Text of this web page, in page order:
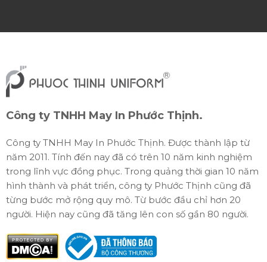
chỉ giúp nhân viên dễ dàng điều chỉnh khi mặc mà còn
thể hiện sự chuyên nghiệp và linh hoạt trong mọi tình
huống.
Vừa tạo sự thoải mái và thời trang cho nhân
viên
Áo polo đồng phục mang đến sự thoải mái vượt trội
nhờ thiết kế tay ngắn linh hoạt mà vẫn giữ được nét
sang trọng, lịch sự, không quá gò bó hay nghiêm túc.
Kiểu dáng trẻ trung và năng động giúp áo polo dễ
dàng phù hợp với mọi phong cách, từ nam đến nữ, ở
Áo polo cũng rất dễ phối với quần jean, quần tây hay
Công ty TNHH May In Phước Thịnh.
Công ty TNHH May In Phước Thịnh. Được thành lập từ
năm 2011. Tính đến nay đã có trên 10 năm kinh nghiệm
trong lĩnh vực đồng phục. Trong quảng thời gian 10 năm
hình thành và phát triển, công ty Phước Thịnh cũng đã
từng bước mở rộng quy mô. Từ bước đầu chỉ hơn 20
người. Hiện nay cũng đã tăng lên con số gần 80 người.